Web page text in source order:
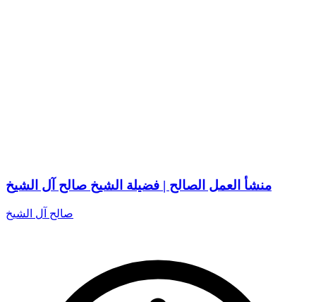
منشأ العمل الصالح | فضيلة الشيخ صالح آل الشيخ
صالح آل الشيخ